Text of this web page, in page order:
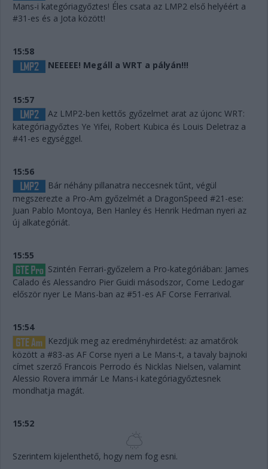
Mans-i kategóriagyőztes! Éles csata az LMP2 első helyéért a
#31-es és a Jota között!
15:58
NEEEEE! Megáll a WRT a pályán!!!
15:57
Az LMP2-ben kettős győzelmet arat az újonc WRT:
kategóriagyőztes Ye Yifei, Robert Kubica és Louis Deletraz a
#41-es egységgel.
15:56
Bár néhány pillanatra neccesnek tűnt, végül
megszerezte a Pro-Am győzelmét a DragonSpeed #21-ese:
Juan Pablo Montoya, Ben Hanley és Henrik Hedman nyeri az
új alkategóriát.
15:55
Szintén Ferrari-győzelem a Pro-kategóriában: James
Calado és Alessandro Pier Guidi másodszor, Come Ledogar
először nyer Le Mans-ban az #51-es AF Corse Ferrarival.
15:54
Kezdjük meg az eredményhirdetést: az amatőrök
között a #83-as AF Corse nyeri a Le Mans-t, a tavaly bajnoki
címet szerző Francois Perrodo és Nicklas Nielsen, valamint
Alessio Rovera immár Le Mans-i kategóriagyőztesnek
mondhatja magát.
15:52
Szerintem kijelenthető, hogy nem fog esni.